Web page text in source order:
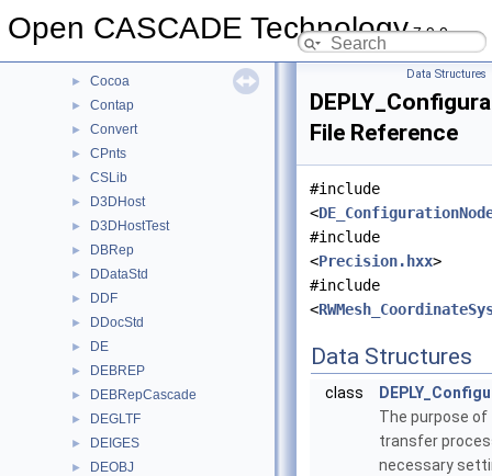
Open CASCADE Technology7.9.0
ChFiDS
► Cocoa
► Contap
► Convert
► CPnts
► CSLib
► D3DHost
► D3DHostTest
► DBRep
► DDataStd
► DDF
► DDocStd
► DE
► DEBREP
► DEBRepCascade
► DEGLTF
► DEIGES
► DEOBJ
Data Structures
File Reference
#include
<
#include
<Precision.hxx>
#include
<
Data Structures
class
The purpose
transfer
necessary